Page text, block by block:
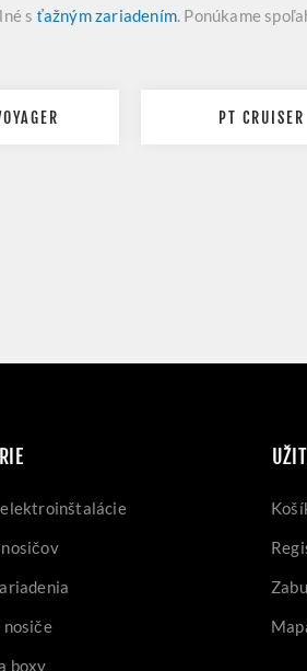
s ťažným zariadením. Ponúkame
PT CRUISER
nosiče
boxy